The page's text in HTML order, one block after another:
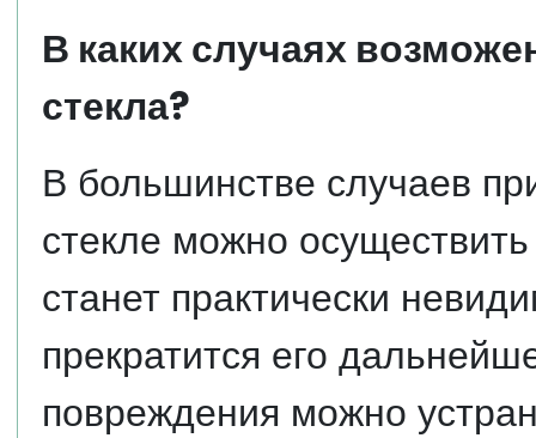
В каких случаях
стекла?
В большинстве случаев
стекле можно
станет практически
прекратится его
повреждения можно